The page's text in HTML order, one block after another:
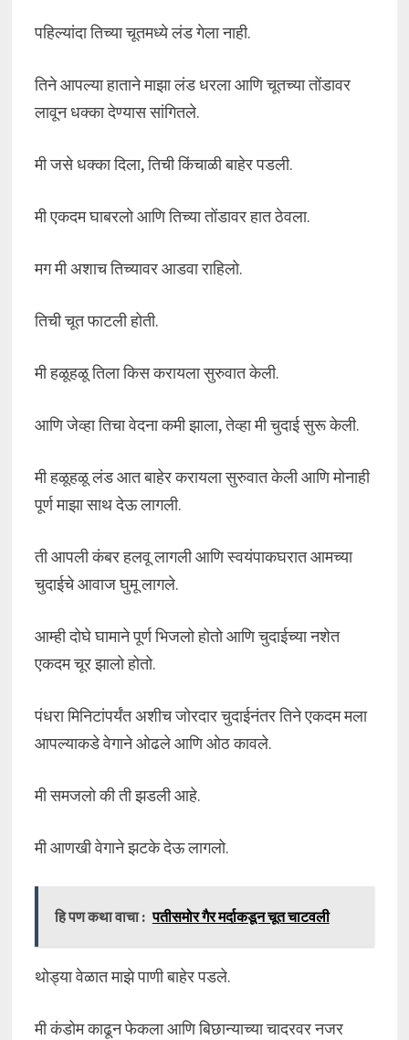
पहिल्यांदा तिच्या चूतमध्ये लंड गेला नाही.
तिने आपल्या हाताने माझा लंड धरला आणि चूतच्या तोंडावर
लावून धक्का देण्यास सांगितले.
मी जसे धक्का दिला, तिची किंचाळी बाहेर पडली.
मी एकदम घाबरलो आणि तिच्या तोंडावर हात ठेवला.
मग मी अशाच तिच्यावर आडवा राहिलो.
तिची चूत फाटली होती.
मी हळूहळू तिला किस करायला सुरुवात केली.
आणि जेव्हा तिचा वेदना कमी झाला, तेव्हा मी चुदाई सुरू केली.
मी हळूहळू लंड आत बाहेर करायला सुरुवात केली आणि मोनाही
पूर्ण माझा साथ देऊ लागली.
ती आपली कंबर हलवू लागली आणि स्वयंपाकघरात आमच्या
चुदाईचे आवाज घुमू लागले.
आम्ही दोघे घामाने पूर्ण भिजलो होतो आणि चुदाईच्या नशेत
एकदम चूर झालो होतो.
पंधरा मिनिटांपर्यंत अशीच जोरदार चुदाईनंतर तिने एकदम मला
आपल्याकडे वेगाने ओढले आणि ओठ कावले.
मी समजलो की ती झडली आहे.
मी आणखी वेगाने झटके देऊ लागलो.
हि पण कथा वाचा : पतीसमोर गैर मर्दाकडून चूत चाटवली
थोड्या वेळात माझे पाणी बाहेर पडले.
मी कंडोम काढून फेकला आणि बिछान्याच्या चादरवर नजर